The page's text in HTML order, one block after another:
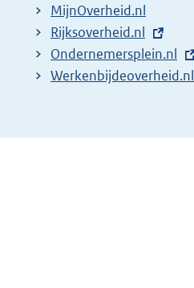
l
i
n
k
MijnOverheid.nl
E
x
t
n
Rijksoverheid.nl
E
x
r
Ondernemersplein.nl
E
e
Werkenbijdeoverheid.nl